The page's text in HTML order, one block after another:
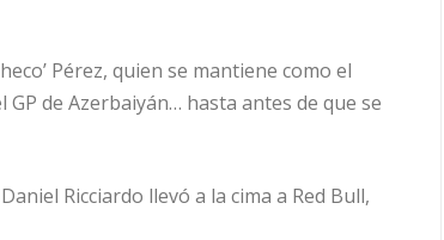
Pérez, quien se mantiene como el
de Azerbaiyán… hasta antes de que se
Ricciardo llevó a la cima a Red Bull,